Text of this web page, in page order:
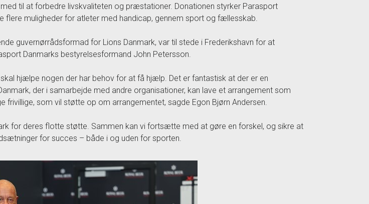
med til at forbedre livskvaliteten og præstationer. Donationen styrker Parasport
flere muligheder for atleter med handicap, gennem sport og fællesskab.
guvernørrådsformad for Lions Danmark, var til stede i Frederikshavn for at
Danmarks bestyrelsesformand John Petersson.
hjælpe nogen der har behov for at få hjælp. Det er fantastisk at der er en
der i samarbejde med andre organisationer, kan lave et arrangement som
frivillige, som vil støtte op om arrangementet, sagde Egon Bjørn Andersen.
for deres flotte støtte. Sammen kan vi fortsætte med at gøre en forskel, og sikre at
for succes – både i og uden for sporten.